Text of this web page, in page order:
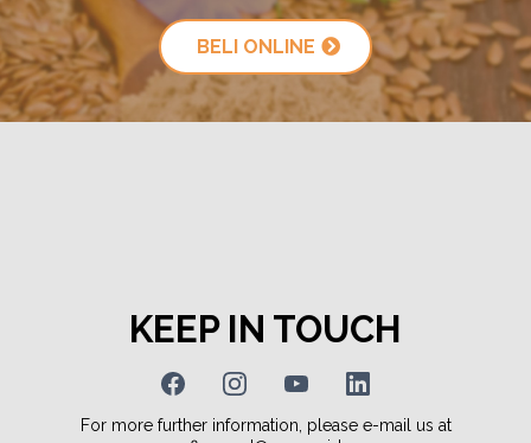
BELI ONLINE
KEEP IN TOUCH
For more further information, please e-mail us at